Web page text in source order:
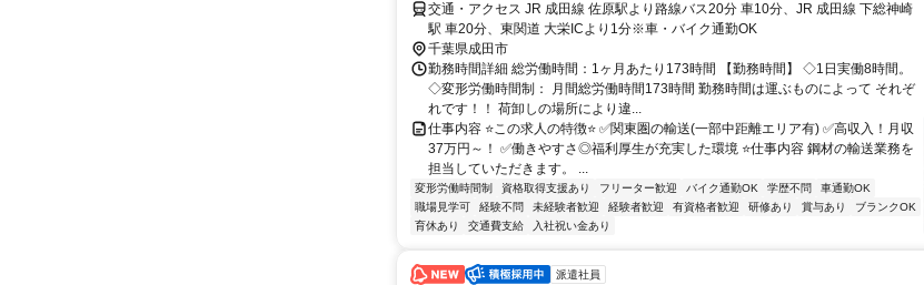
交通・アクセス JR 成田線 佐原駅より路線バス20分 車10分、JR 成田線 下総神崎
駅 車20分、東関道 大栄ICより1分※車・バイク通勤OK
千葉県成田市
勤務時間詳細 総労働時間：1ヶ月あたり173時間 【勤務時間】 ◇1日実働8時間。
◇変形労働時間制： 月間総労働時間173時間 勤務時間は運ぶものによって それぞ
れです！！ 荷卸しの場所により違...
仕事内容 ⭐️この求人の特徴⭐️ ✅️関東圏の輸送(一部中距離エリア有) ✅️高収入！月収
37万円～！ ✅️働きやすさ◎福利厚生が充実した環境 ⭐️仕事内容 鋼材の輸送業務を
担当していただきます。 ...
変形労働時間制 資格取得支援あり フリーター歓迎 バイク通勤OK 学歴不問
車通勤OK
職場見学可
経験不問 未経験者歓迎 経験者歓迎 有資格者歓迎 研修あり 賞与あり
ブランクOK
育休あり
交通費支給 入社祝い金あり
派遣社員